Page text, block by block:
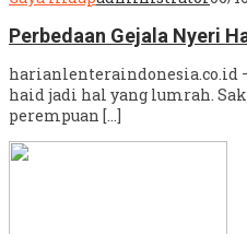
Perbedaan Gejala Nyeri
harianlenteraindonesia.co.id
haid jadi hal yang lumrah.
perempuan […]